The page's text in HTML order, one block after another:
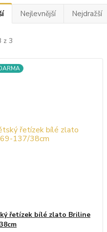
Nejlevnější Nejdražší
z 3
řetízek bílé zlato Briline